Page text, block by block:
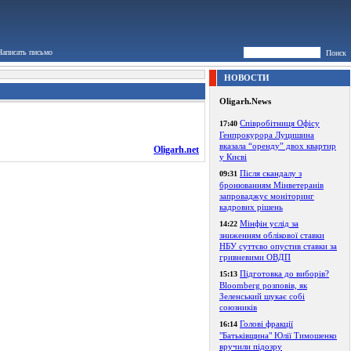
письмо Поиск
Oligarh.net
НОВОСТИ
Oligarh.News
17:40 Співробітниця Офісу
Генпрокурора Луцишина
вказала “оренду” двох квартир
у Києві
09:31 Після скандалу з
бронюванням Мінветеранів
запроваджує моніторинг
кадрових рішень
14:22 Мінфін услід за
зниженням облікової ставки
НБУ суттєво опустив ставки за
гривневими ОВДП
15:13 Підготовка до виборів?
Bloomberg розповів, як
Зеленський шукає собі
союзників
16:14 Голові фракції
"Батьківщина" Юлії Тимошенко
вручили підозру